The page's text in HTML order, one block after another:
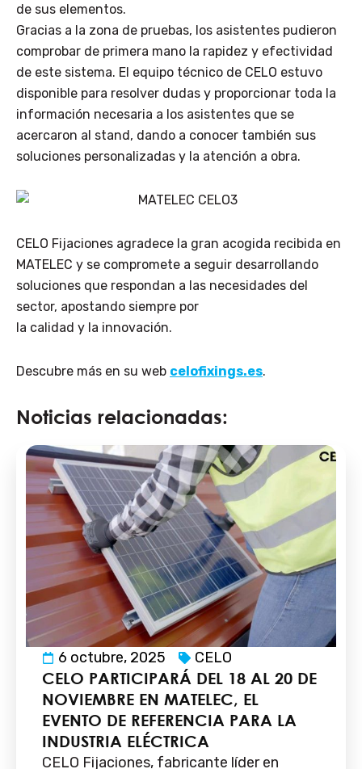
de sus elementos.
Gracias a la zona de pruebas, los asistentes pudieron
comprobar de primera mano la rapidez y efectividad
de este sistema. El equipo técnico de CELO estuvo
disponible para resolver dudas y proporcionar toda la
información necesaria a los asistentes que se
acercaron al stand, dando a conocer también sus
soluciones personalizadas y la atención a obra.
CELO Fijaciones agradece la gran acogida recibida en
MATELEC y se compromete a seguir desarrollando
soluciones que respondan a las necesidades del
sector, apostando siempre por
la calidad y la innovación.
Descubre más en su web celofixings.es.
Noticias relacionadas:
6 octubre, 2025 CELO
CELO PARTICIPARÁ DEL 18 AL 20 DE
NOVIEMBRE EN MATELEC, EL
EVENTO DE REFERENCIA PARA LA
INDUSTRIA ELÉCTRICA
CELO Fijaciones, fabricante líder en